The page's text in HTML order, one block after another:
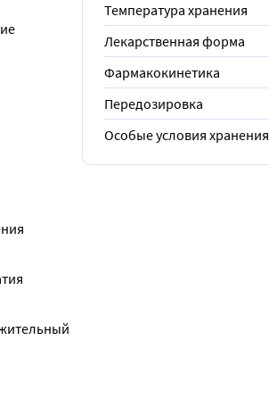
Температура хранения
Лекарственная форма
Фармакокинетика
Передозировка
Особые условия хранения